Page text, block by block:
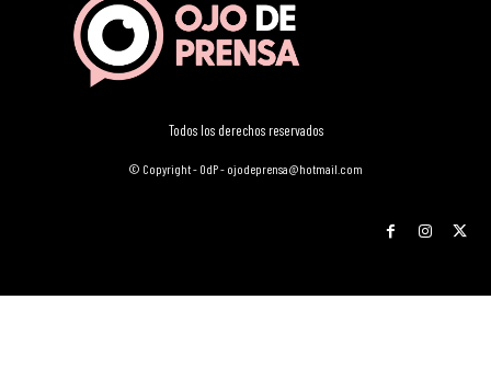
Todos los derechos reservados
© Copyright - OdP - ojodeprensa@hotmail.com